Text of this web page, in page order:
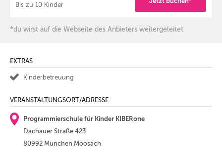
Bis zu 10 Kinder
*du wirst auf die Webseite des Anbieters weitergeleitet
EXTRAS
Kinderbetreuung
VERANSTALTUNGSORT/ADRESSE
Programmierschule für Kinder KIBERone
Dachauer Straße 423
80992 München Moosach